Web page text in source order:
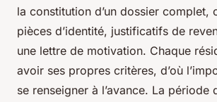
la constitution d’un dossier complet,
pièces d’identité, justificatifs de
une lettre de motivation. Chaque
avoir ses propres critères, d’où
se renseigner à l’avance. La période